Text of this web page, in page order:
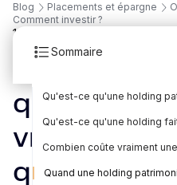
Blog Placements et épargne
Comment investir ?
Sommaire
Qu'est-ce qu'une holding
Qu'est-ce qu'une holding
Combien coûte vraiment
Quand une holding
19
quand le
vraiment
quand il ne